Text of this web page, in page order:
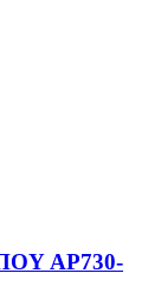
ΑΡ730-